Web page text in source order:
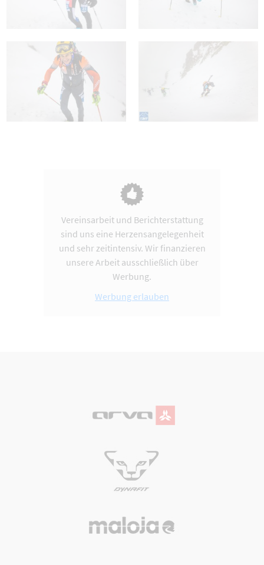
Vereinsarbeit und Berichterstattung
sind uns eine Herzensangelegenheit
und sehr zeitintensiv. Wir finanzieren
unsere Arbeit ausschließlich über
Werbung.
Werbung erlauben